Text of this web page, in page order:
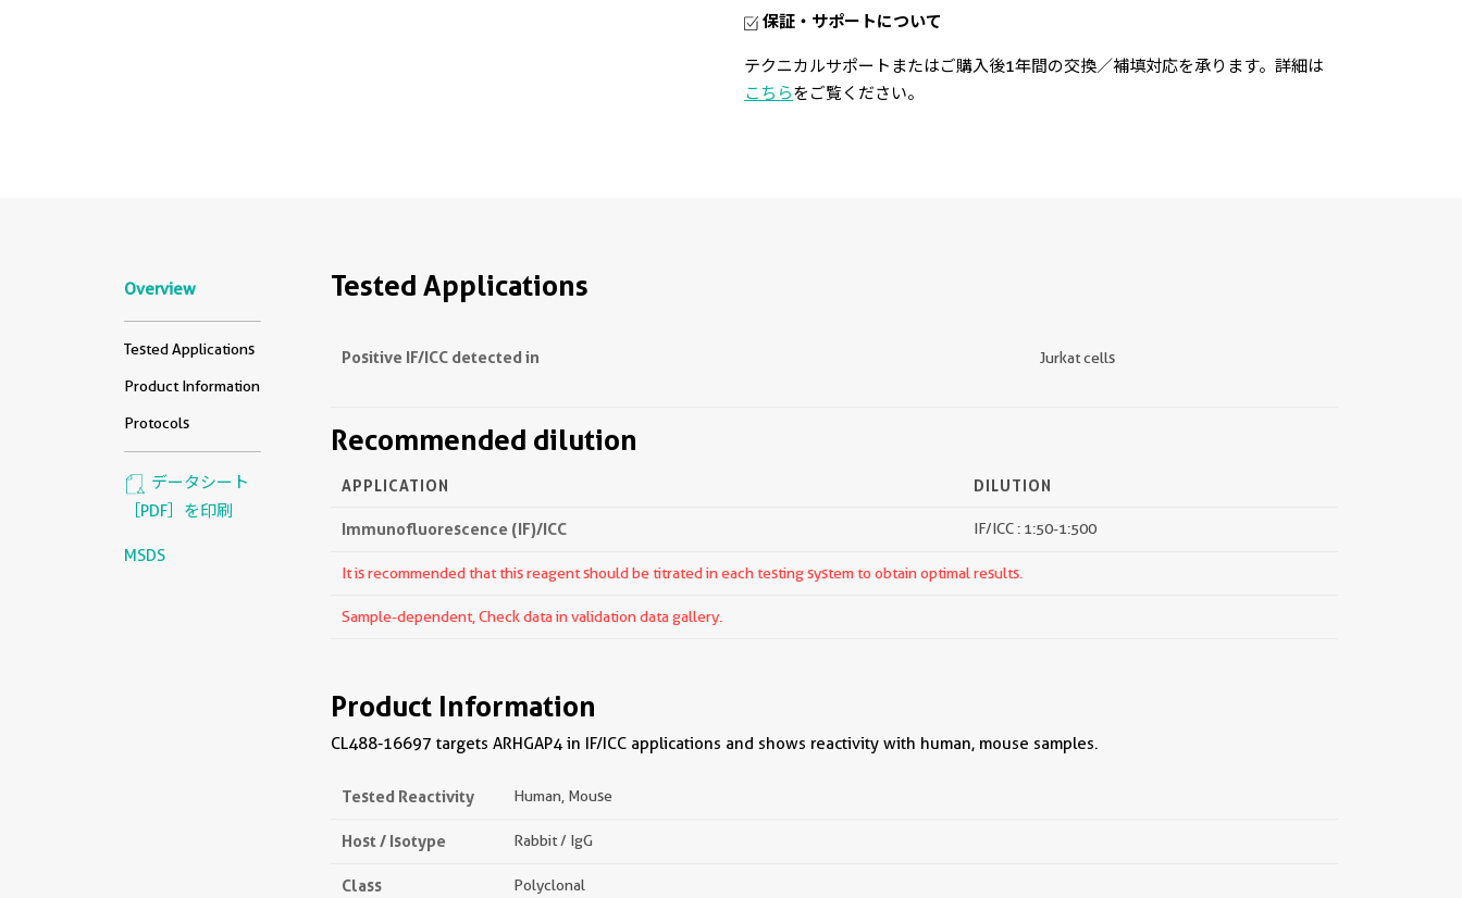
保証・サポートについて
テクニカルサポートまたはご購入後1年間の交換／補填対応を承ります。詳細は
こちらをご覧ください。
Overview
Tested Applications
Product Information
Protocols
データシート
［PDF］を印刷
MSDS
Tested Applications
Positive IF/ICC detected in Jurkat cells
Recommended dilution
APPLICATION DILUTION
Immunofluorescence (IF)/ICC IF/ICC : 1:50-1:500
It is recommended that this reagent should be titrated in each testing system to obtain optimal results.
Sample-dependent, Check data in validation data gallery.
Product Information
CL488-16697 targets ARHGAP4 in IF/ICC applications and shows reactivity with human, mouse samples.
Tested Reactivity Human, Mouse
Host / Isotype Rabbit / IgG
Class Polyclonal